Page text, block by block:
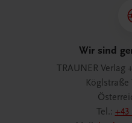
Wir sind
TRAUNER Verlag
Köglstraße
Tel.: +43